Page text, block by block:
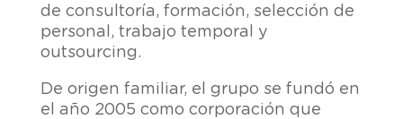
de consultoría, formación, selección de
personal, trabajo temporal y
outsourcing.
De origen familiar, el grupo se fundó en
el año 2005 como corporación que